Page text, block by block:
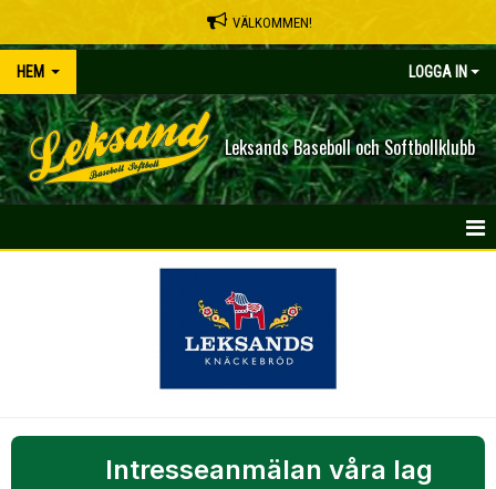
VÄLKOMMEN!
HEM LOGGA IN
Leksands Baseboll och Softbollklubb
Intresseanmälan våra lag